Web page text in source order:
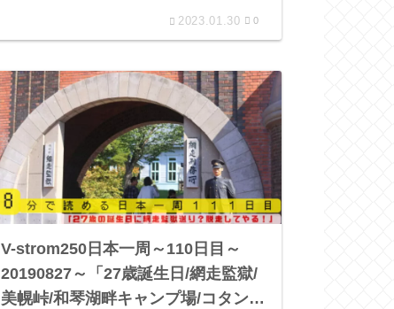
2023.01.30 0
V-strom250日本一周～110日目～
20190827～「27歳誕生日/網走監獄/
美幌峠/和琴湖畔キャンプ場/コタン温